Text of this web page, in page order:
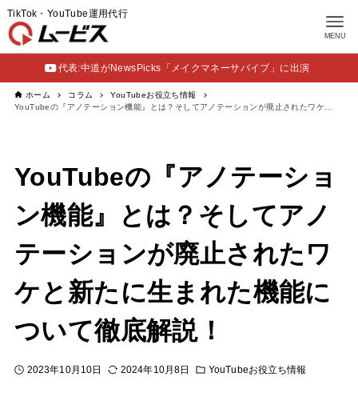
MENU
TikTok・YouTube運用代行
代表:中道がNewsPicks「メイクマネーサバイブ」に出演
ホーム コラム
YouTubeお役立ち情報
YouTubeの『アノテーショ
ン機能』とは？そしてアノ
テーションが廃止されたワ
ケと新たに生まれた機能に
ついて徹底解説！
2023年10月10日 2024年10月8日 YouTubeお役立ち情報